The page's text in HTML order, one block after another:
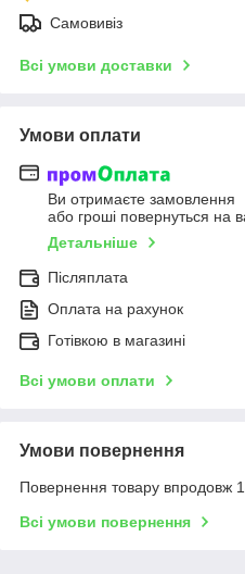
Самовивіз
Всі умови доставки
Умови оплати
Ви отримаєте замовлення
або гроші повернуться на
Детальніше
Післяплата
Оплата на рахунок
Готівкою в магазині
Всі умови оплати
Умови повернення
Повернення товару впродовж
Всі умови повернення